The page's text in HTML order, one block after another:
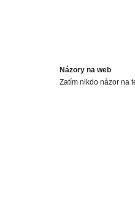
Názory na web
Zatím nikdo názor na